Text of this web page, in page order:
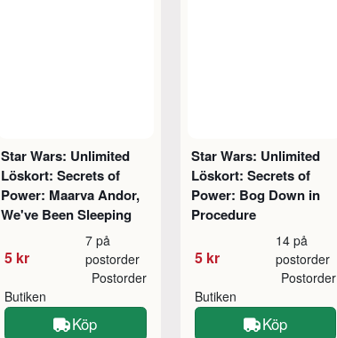
Star Wars: Unlimited
Löskort: Secrets of
Power: Maarva Andor,
We've Been Sleeping
5 kr
7 på
postorder
Butiken
Postorder
Köp
Star Wars: Unlimited
Löskort: Secrets of
Power: Bog Down in
Procedure
5 kr
14 på
postorder
Butiken
Postorder
Köp